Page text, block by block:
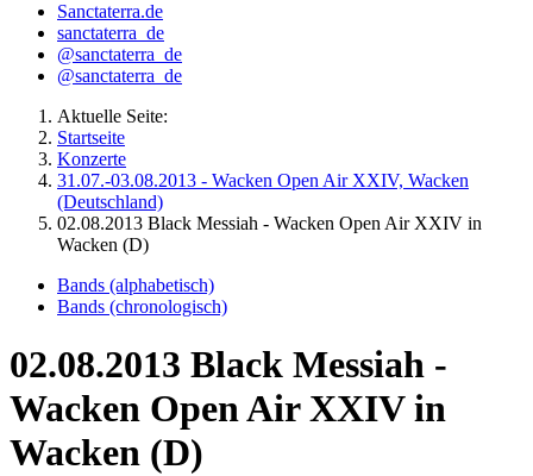
Sanctaterra.de
sanctaterra_de
@sanctaterra_de
@sanctaterra_de
Aktuelle Seite:
Startseite
Konzerte
31.07.-03.08.2013 - Wacken Open Air XXIV, Wacken
(Deutschland)
02.08.2013 Black Messiah - Wacken Open Air XXIV in
Wacken (D)
Bands (alphabetisch)
Bands (chronologisch)
02.08.2013 Black Messiah -
Wacken Open Air XXIV in
Wacken (D)